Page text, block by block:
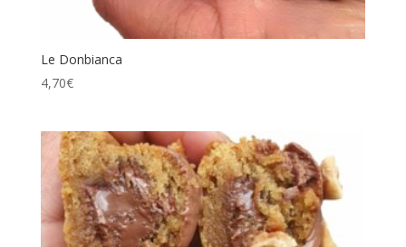
Le Donbianca
4,70€